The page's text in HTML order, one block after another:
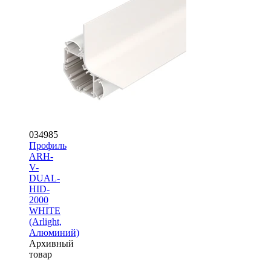
034985
Профиль
ARH-
V-
DUAL-
HID-
2000
WHITE
(Arlight,
Алюминий)
Архивный
товар